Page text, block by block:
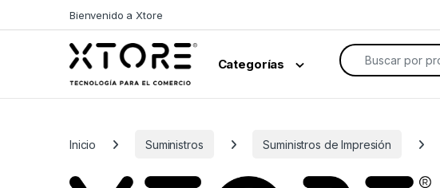
Bienvenido a Xtore
Categorías
Search for:
Inicio Suministros Suministros de Impresión